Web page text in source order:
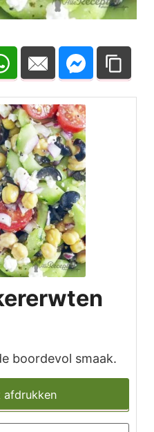
boordevol smaak.
afdrukken